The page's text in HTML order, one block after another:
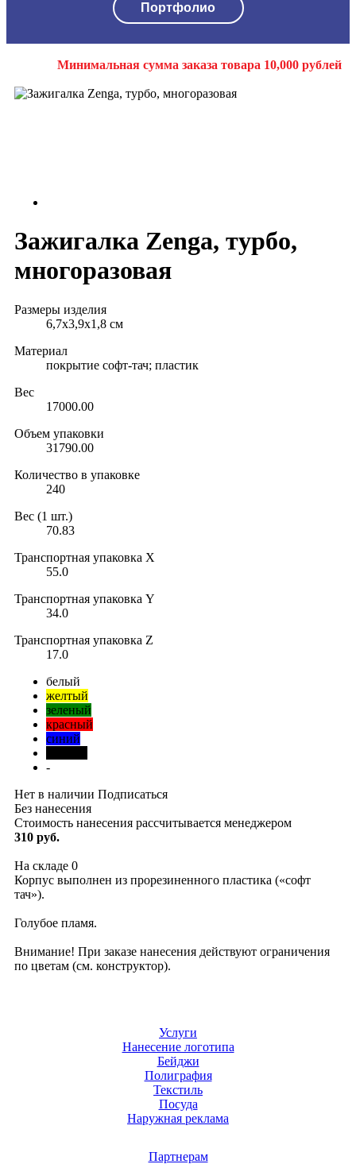
Портфолио
Минимальная сумма заказа товара 10,000 рублей
Зажигалка Zenga, турбо,
многоразовая
Размеры изделия
6,7x3,9x1,8 см
Материал
покрытие софт-тач; пластик
Вес
17000.00
Объем упаковки
31790.00
Количество в упаковке
240
Вес (1 шт.)
70.83
Транспортная упаковка X
55.0
Транспортная упаковка Y
34.0
Транспортная упаковка Z
17.0
белый
желтый
зеленый
красный
синий
-
Нет в наличии Подписаться
Без нанесения
Стоимость нанесения рассчитывается менеджером
310 руб.
На складе 0
Корпус выполнен из прорезиненного пластика («софт
тач»).
Голубое пламя.
Внимание! При заказе нанесения действуют ограничения
по цветам (см. конструктор).
Услуги
Нанесение логотипа
Бейджи
Полиграфия
Текстиль
Посуда
Наружная реклама
Партнерам